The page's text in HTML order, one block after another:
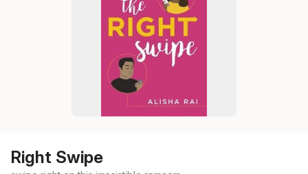
Right Swipe